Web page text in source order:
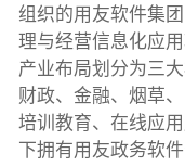
组织的用友软件集
理与经营信息化应
产业布局划分为三大
财政、金融、烟草
培训教育、在线应
下拥有用友政务软